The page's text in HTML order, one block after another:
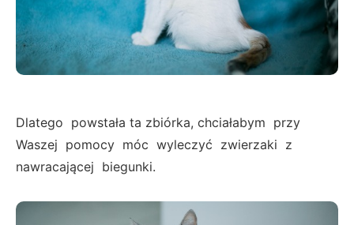
Dlatego powstała ta zbiórka, chciałabym przy
Waszej pomocy móc wyleczyć zwierzaki z
nawracającej biegunki.